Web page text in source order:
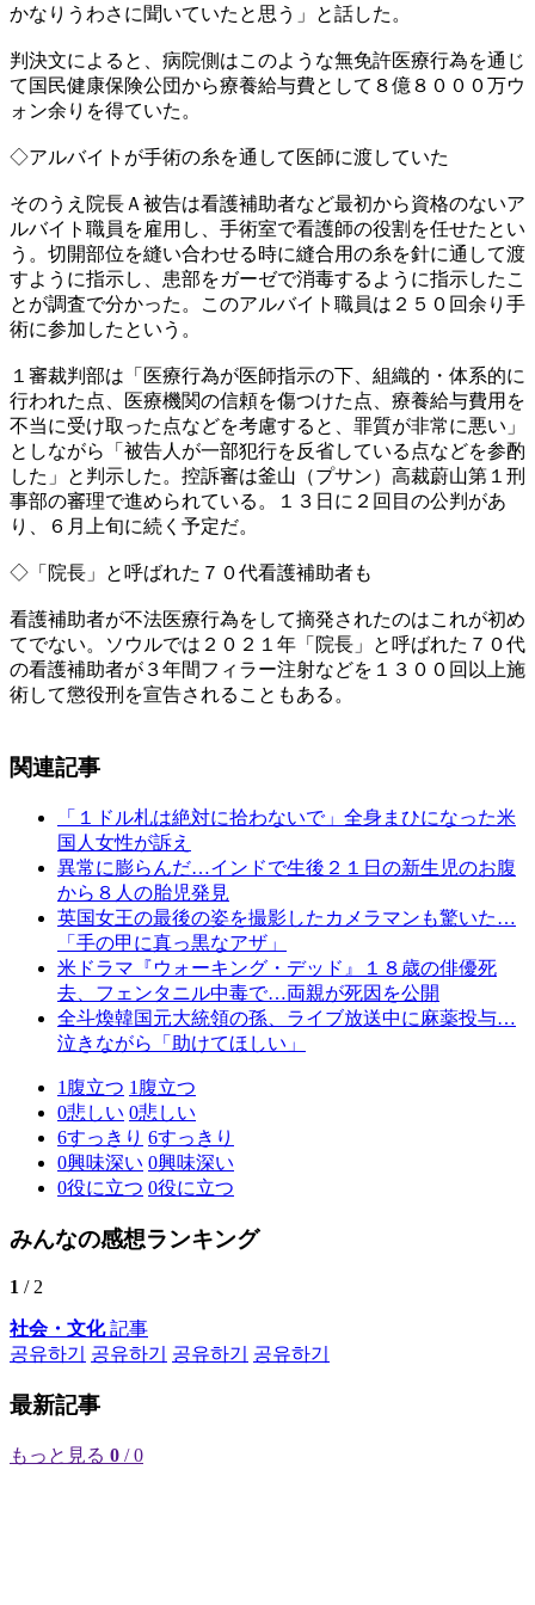
かなりうわさに聞いていたと思う」と話した。
判決文によると、病院側はこのような無免許医療行為を通じ
て国民健康保険公団から療養給与費として８億８０００万ウ
ォン余りを得ていた。
◇アルバイトが手術の糸を通して医師に渡していた
そのうえ院長Ａ被告は看護補助者など最初から資格のないア
ルバイト職員を雇用し、手術室で看護師の役割を任せたとい
う。切開部位を縫い合わせる時に縫合用の糸を針に通して渡
すように指示し、患部をガーゼで消毒するように指示したこ
とが調査で分かった。このアルバイト職員は２５０回余り手
術に参加したという。
１審裁判部は「医療行為が医師指示の下、組織的・体系的に
行われた点、医療機関の信頼を傷つけた点、療養給与費用を
不当に受け取った点などを考慮すると、罪質が非常に悪い」
としながら「被告人が一部犯行を反省している点などを参酌
した」と判示した。控訴審は釜山（プサン）高裁蔚山第１刑
事部の審理で進められている。１３日に２回目の公判があ
り、６月上旬に続く予定だ。
◇「院長」と呼ばれた７０代看護補助者も
看護補助者が不法医療行為をして摘発されたのはこれが初め
てでない。ソウルでは２０２１年「院長」と呼ばれた７０代
の看護補助者が３年間フィラー注射などを１３００回以上施
術して懲役刑を宣告されることもある。
関連記事
「１ドル札は絶対に拾わないで」全身まひになった米
国人女性が訴え
異常に膨らんだ…インドで生後２１日の新生児のお腹
から８人の胎児発見
英国女王の最後の姿を撮影したカメラマンも驚いた…
「手の甲に真っ黒なアザ」
米ドラマ『ウォーキング・デッド』１８歳の俳優死
去、フェンタニル中毒で…両親が死因を公開
全斗煥韓国元大統領の孫、ライブ放送中に麻薬投与…
泣きながら「助けてほしい」
1 腹立つ 1 腹立つ
0悲しい 0悲しい
6すっきり 6すっきり
0興味深い 0興味深い
0役に立つ 0役に立つ
みんなの感想ランキング
1 / 2
社会・文化記事
공유하기
공유하기 공유하기 공유하기
最新記事
もっと見る 0 / 0